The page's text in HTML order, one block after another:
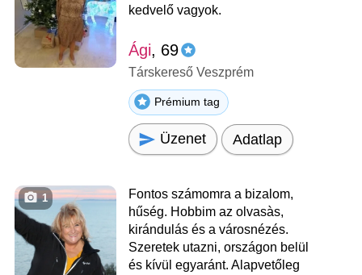
kedvelő vagyok.
Ági, 69
Társkereső Veszprém
Prémium tag
Üzenet Adatlap
1
Fontos számomra a bizalom,
hűség. Hobbim az olvasàs,
kirándulás és a városnézés.
Szeretek utazni, országon belül
és kívül egyaránt. Alapvetőleg